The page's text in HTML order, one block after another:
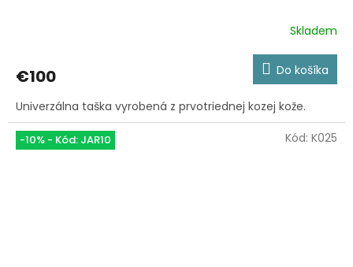
Skladem
€100 Do košíka
Univerzálna taška vyrobená z prvotriednej kozej kože.
-10% - Kód: JAR10 Kód: K025